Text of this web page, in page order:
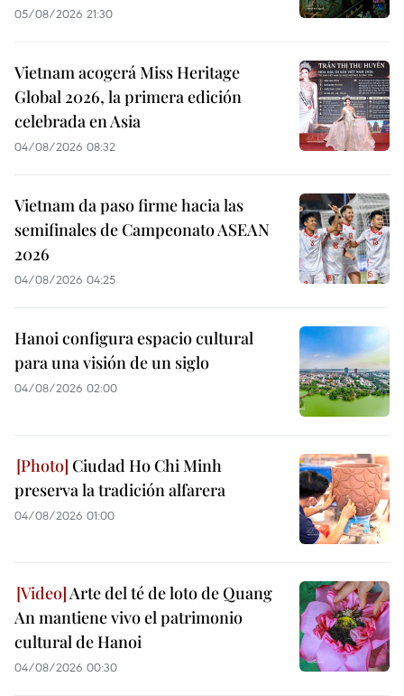
05/08/2026 21:30
Vietnam acogerá Miss Heritage
Global 2026, la primera edición
celebrada en Asia
04/08/2026 08:32
Vietnam da paso firme hacia las
semifinales de Campeonato ASEAN
2026
04/08/2026 04:25
Hanoi configura espacio cultural
para una visión de un siglo
04/08/2026 02:00
Ciudad Ho Chi Minh
preserva la tradición alfarera
04/08/2026 01:00
Arte del té de loto de Quang
An mantiene vivo el patrimonio
cultural de Hanoi
04/08/2026 00:30